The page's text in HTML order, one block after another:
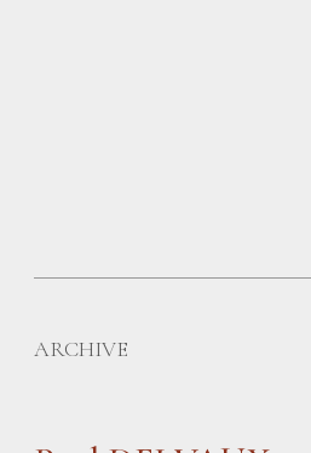
ARCHIVE